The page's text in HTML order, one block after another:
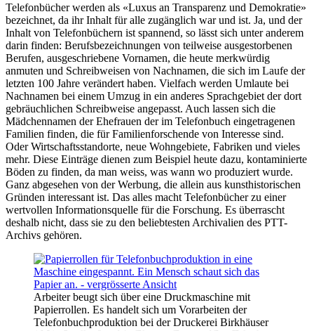
Telefonbücher werden als «Luxus an Transparenz und Demokratie»
bezeichnet, da ihr Inhalt für alle zugänglich war und ist. Ja, und der
Inhalt von Telefonbüchern ist spannend, so lässt sich unter anderem
darin finden: Berufsbezeichnungen von teilweise ausgestorbenen
Berufen, ausgeschriebene Vornamen, die heute merkwürdig
anmuten und Schreibweisen von Nachnamen, die sich im Laufe der
letzten 100 Jahre verändert haben. Vielfach werden Umlaute bei
Nachnamen bei einem Umzug in ein anderes Sprachgebiet der dort
gebräuchlichen Schreibweise angepasst. Auch lassen sich die
Mädchennamen der Ehefrauen der im Telefonbuch eingetragenen
Familien finden, die für Familienforschende von Interesse sind.
Oder Wirtschaftsstandorte, neue Wohngebiete, Fabriken und vieles
mehr. Diese Einträge dienen zum Beispiel heute dazu, kontaminierte
Böden zu finden, da man weiss, was wann wo produziert wurde.
Ganz abgesehen von der Werbung, die allein aus kunsthistorischen
Gründen interessant ist. Das alles macht Telefonbücher zu einer
wertvollen Informationsquelle für die Forschung. Es überrascht
deshalb nicht, dass sie zu den beliebtesten Archivalien des PTT-
Archivs gehören.
Arbeiter beugt sich über eine Druckmaschine mit
Papierrollen. Es handelt sich um Vorarbeiten der
Telefonbuchproduktion bei der Druckerei Birkhäuser